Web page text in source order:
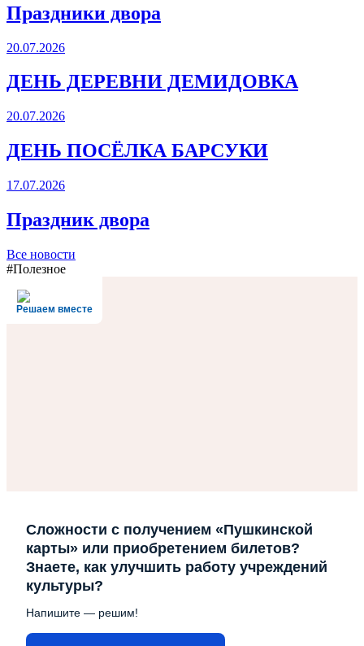
Праздники двора
20.07.2026
ДЕНЬ ДЕРЕВНИ ДЕМИДОВКА
20.07.2026
ДЕНЬ ПОСЁЛКА БАРСУКИ
17.07.2026
Праздник двора
Все новости
#Полезное
Решаем вместе
Сложности с получением «Пушкинской
карты» или приобретением билетов?
Знаете, как улучшить работу учреждений
культуры?
Напишите — решим!